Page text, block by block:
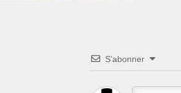
S’abonner